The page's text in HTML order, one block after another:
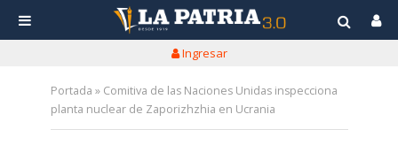
Ingresar
Portada » Comitiva de las Naciones Unidas inspecciona
planta nuclear de Zaporizhzhia en Ucrania